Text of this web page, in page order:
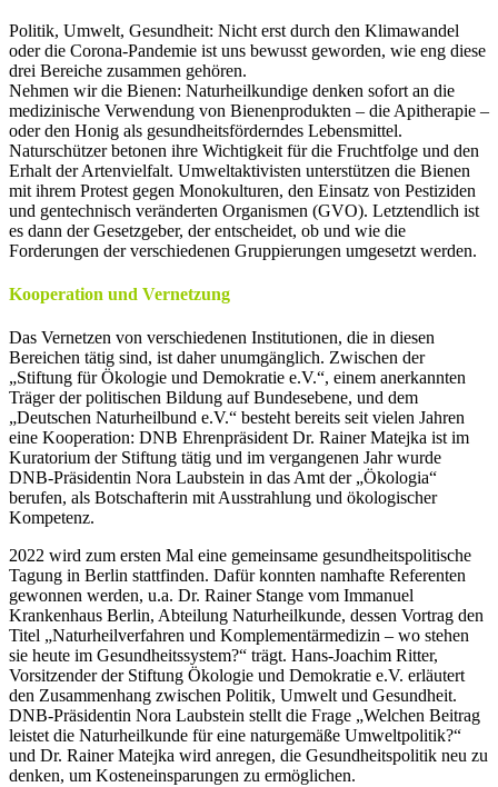
Politik, Umwelt, Gesundheit: Nicht erst durch den Klimawandel
oder die Corona-Pandemie ist uns bewusst geworden, wie eng diese
drei Bereiche zusammen gehören.
Nehmen wir die Bienen: Naturheilkundige denken sofort an die
medizinische Verwendung von Bienenprodukten – die Apitherapie –
oder den Honig als gesundheitsförderndes Lebensmittel.
Naturschützer betonen ihre Wichtigkeit für die Fruchtfolge und den
Erhalt der Artenvielfalt. Umweltaktivisten unterstützen die Bienen
mit ihrem Protest gegen Monokulturen, den Einsatz von Pestiziden
und gentechnisch veränderten Organismen (GVO). Letztendlich ist
es dann der Gesetzgeber, der entscheidet, ob und wie die
Forderungen der verschiedenen Gruppierungen umgesetzt werden.
Kooperation und Vernetzung
Das Vernetzen von verschiedenen Institutionen, die in diesen
Bereichen tätig sind, ist daher unumgänglich. Zwischen der
„Stiftung für Ökologie und Demokratie e.V.“, einem anerkannten
Träger der politischen Bildung auf Bundesebene, und dem
„Deutschen Naturheilbund e.V.“ besteht bereits seit vielen Jahren
eine Kooperation: DNB Ehrenpräsident Dr. Rainer Matejka ist im
Kuratorium der Stiftung tätig und im vergangenen Jahr wurde
DNB-Präsidentin Nora Laubstein in das Amt der „Ökologia“
berufen, als Botschafterin mit Ausstrahlung und ökologischer
Kompetenz.
2022 wird zum ersten Mal eine gemeinsame gesundheitspolitische
Tagung in Berlin stattfinden. Dafür konnten namhafte Referenten
gewonnen werden, u.a. Dr. Rainer Stange vom Immanuel
Krankenhaus Berlin, Abteilung Naturheilkunde, dessen Vortrag den
Titel „Naturheilverfahren und Komplementärmedizin – wo stehen
sie heute im Gesundheitssystem?“ trägt. Hans-Joachim Ritter,
Vorsitzender der Stiftung Ökologie und Demokratie e.V. erläutert
den Zusammenhang zwischen Politik, Umwelt und Gesundheit.
DNB-Präsidentin Nora Laubstein stellt die Frage „Welchen Beitrag
leistet die Naturheilkunde für eine naturgemäße Umweltpolitik?“
und Dr. Rainer Matejka wird anregen, die Gesundheitspolitik neu zu
denken, um Kosteneinsparungen zu ermöglichen.